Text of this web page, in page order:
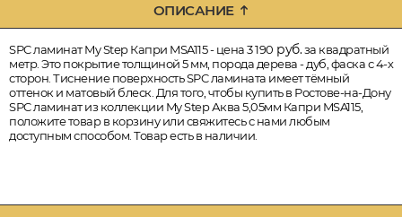
ОПИСАНИЕ
SPC ламинат My Step Капри MSA115 - цена 3 190 руб.за квадратный
метр. Это покрытие толщиной 5 мм, порода дерева - дуб, фаска с 4-х
сторон. Тиснение поверхность SPC ламината имеет тёмный
оттенок и матовый блеск. Для того, чтобы купить в Ростове-на-Дону
SPC ламинат из коллекции My Step Аква 5,05мм Капри MSA115,
положите товар в корзину или свяжитесь с нами любым
доступным способом. Товар есть в наличии.